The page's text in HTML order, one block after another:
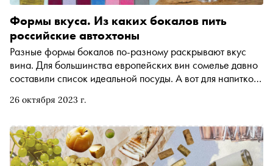
26 октября 2023 г.
Формы вкуса. Из каких бокалов пить
российские автохтоны
Разные формы бокалов по-разному раскрывают вкус
вина. Для большинства европейских вин сомелье давно
составили список идеальной посуды. А вот для напитков
еще не было. По просьбе «Сноба» руководитель
каких бокалах лучше раскроют свой вкус вина из
«кокура», «цимлянского черного», «сибирькового» и
«красностопа»